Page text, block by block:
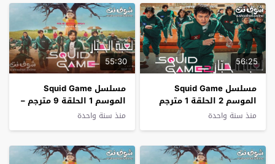
56:25
مسلسل Squid Game
الموسم 2 الحلقة 1 مترجم
منذ سنة واحدة
55:30
مسلسل Squid Game
الموسم 1 الحلقة 9 مترجم –
الاخيرة
منذ سنة واحدة